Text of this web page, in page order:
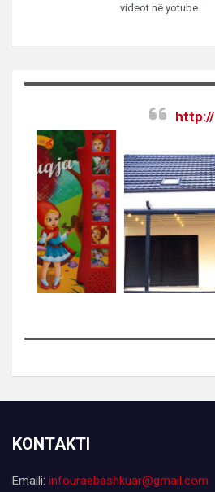
videot në yotube
http://
KONTAKTI
Emaili: infouraebashkuar@gmail.com